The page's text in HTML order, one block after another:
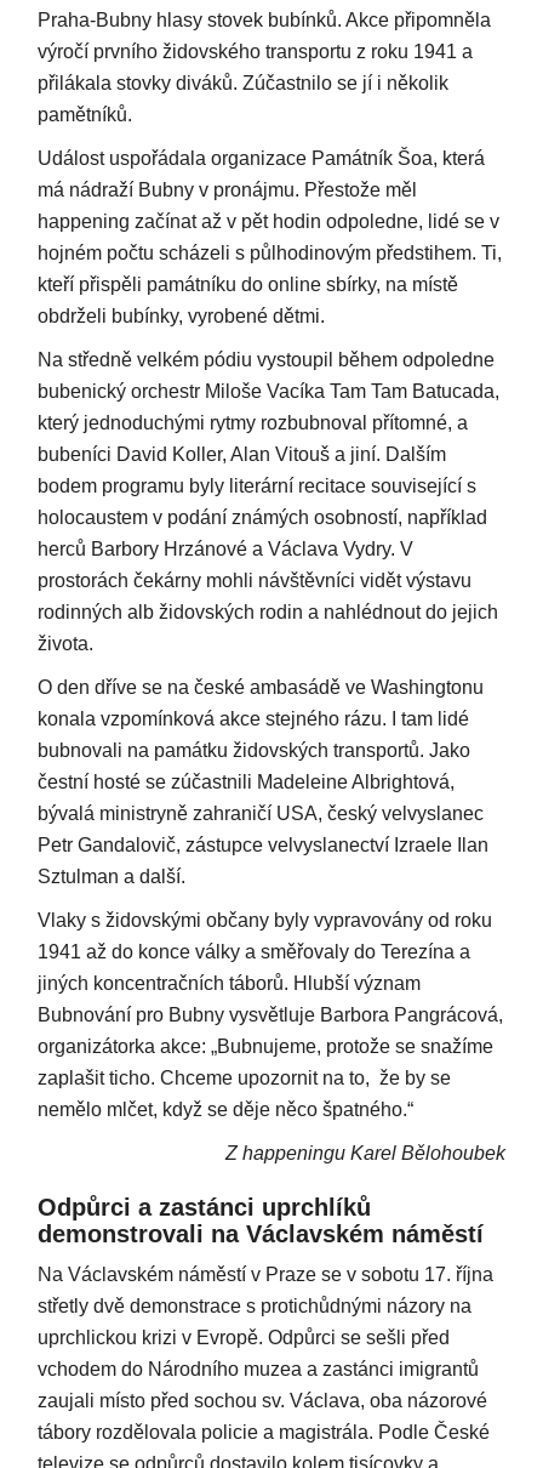
Praha-Bubny hlasy stovek bubínků. Akce připomněla
výročí prvního židovského transportu z roku 1941 a
přilákala stovky diváků. Zúčastnilo se jí i několik
pamětníků.
Událost uspořádala organizace Památník Šoa, která
má nádraží Bubny v pronájmu. Přestože měl
happening začínat až v pět hodin odpoledne, lidé se v
hojném počtu scházeli s půlhodinovým předstihem. Ti,
kteří přispěli památníku do online sbírky, na místě
obdrželi bubínky, vyrobené dětmi.
Na středně velkém pódiu vystoupil během odpoledne
bubenický orchestr Miloše Vacíka Tam Tam Batucada,
který jednoduchými rytmy rozbubnoval přítomné, a
bubeníci David Koller, Alan Vitouš a jiní. Dalším
bodem programu byly literární recitace související s
holocaustem v podání známých osobností, například
herců Barbory Hrzánové a Václava Vydry. V
prostorách čekárny mohli návštěvníci vidět výstavu
rodinných alb židovských rodin a nahlédnout do jejich
života.
O den dříve se na české ambasádě ve Washingtonu
konala vzpomínková akce stejného rázu. I tam lidé
bubnovali na památku židovských transportů. Jako
čestní hosté se zúčastnili Madeleine Albrightová,
bývalá ministryně zahraničí USA, český velvyslanec
Petr Gandalovič, zástupce velvyslanectví Izraele Ilan
Sztulman a další.
Vlaky s židovskými občany byly vypravovány od roku
1941 až do konce války a směřovaly do Terezína a
jiných koncentračních táborů. Hlubší význam
Bubnování pro Bubny vysvětluje Barbora Pangrácová,
organizátorka akce: „Bubnujeme, protože se snažíme
zaplašit ticho. Chceme upozornit na to, že by se
nemělo mlčet, když se děje něco špatného.“
Z happeningu Karel Bělohoubek
Odpůrci a zastánci uprchlíků
demonstrovali na Václavském náměstí
Na Václavském náměstí v Praze se v sobotu 17. října
střetly dvě demonstrace s protichůdnými názory na
uprchlickou krizi v Evropě. Odpůrci se sešli před
vchodem do Národního muzea a zastánci imigrantů
zaujali místo před sochou sv. Václava, oba názorové
tábory rozdělovala policie a magistrála. Podle České
televize se odpůrců dostavilo kolem tisícovky a